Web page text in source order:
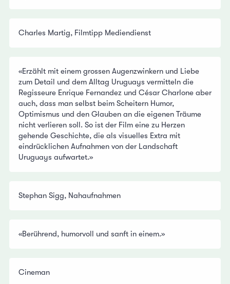
Charles Martig, Filmtipp Mediendienst
«Erzählt mit einem grossen Augenzwinkern und Liebe
zum Detail und dem Alltag Uruguays vermitteln die
Regisseure Enrique Fernandez und César Charlone aber
auch, dass man selbst beim Scheitern Humor,
Optimismus und den Glauben an die eigenen Träume
nicht verlieren soll. So ist der Film eine zu Herzen
gehende Geschichte, die als visuelles Extra mit
eindrücklichen Aufnahmen von der Landschaft
Uruguays aufwartet.»
Stephan Sigg, Nahaufnahmen
«Berührend, humorvoll und sanft in einem.»
Cineman